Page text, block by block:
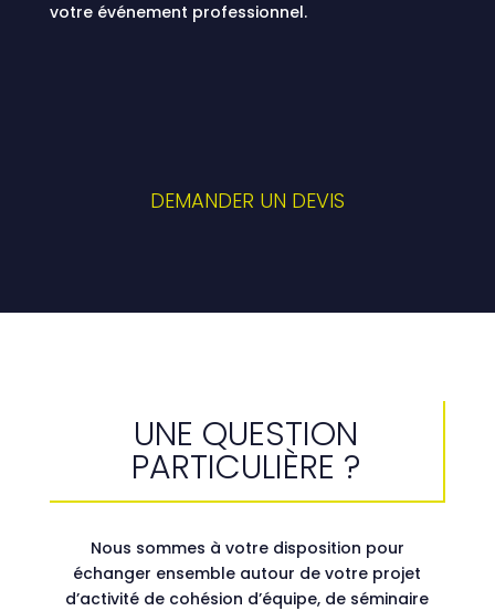
votre événement professionnel.
DEMANDER UN DEVIS
UNE QUESTION
PARTICULIÈRE ?
Nous sommes à votre disposition pour
échanger ensemble autour de votre projet
d’activité de cohésion d’équipe, de séminaire